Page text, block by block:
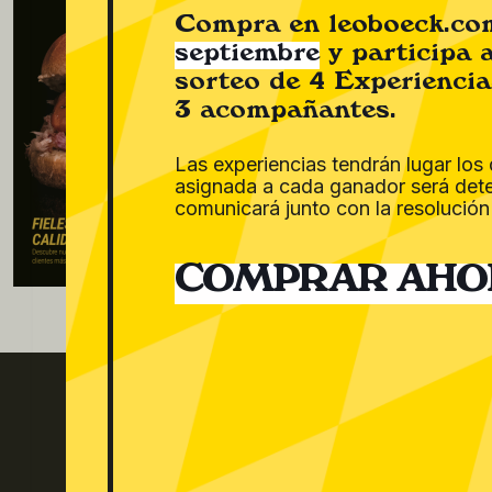
Compra en
septiembrey participa
sorteo de 4
3 acompañantes.
Las experiencias tendrán lugar
asignada a cada ganador será
comunicará junto con la
COMPRAR